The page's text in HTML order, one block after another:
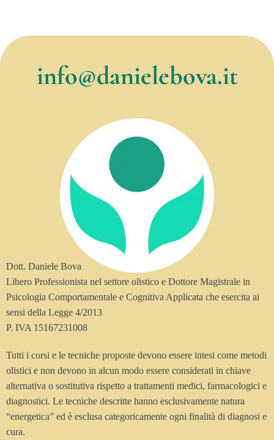
info@danielebova.it
Dott. Daniele Bova
Libero Professionista nel settore olistico e Dottore Magistrale in
Psicologia Comportamentale e Cognitiva Applicata che esercita ai
sensi della Legge 4/2013
P. IVA 15167231008
Tutti i corsi e le tecniche proposte devono essere intesi come metodi
olistici e non devono in alcun modo essere considerati in chiave
alternativa o sostitutiva rispetto a trattamenti medici, farmacologici e
diagnostici. Le tecniche descritte hanno esclusivamente natura
“energetica” ed è esclusa categoricamente ogni finalità di diagnosi e
cura.